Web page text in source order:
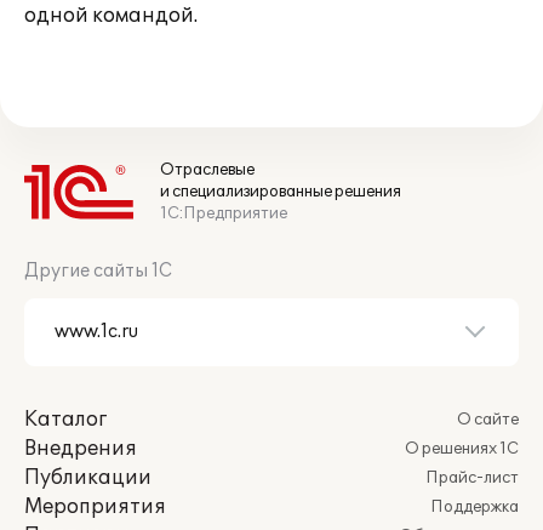
одной командой.
Отраслевые
и специализированные решения
1С:Предприятие
Другие сайты 1С
Каталог
Внедрения
Публикации
Мероприятия
О сайте
О решениях 1С
Прайс-лист
Поддержка